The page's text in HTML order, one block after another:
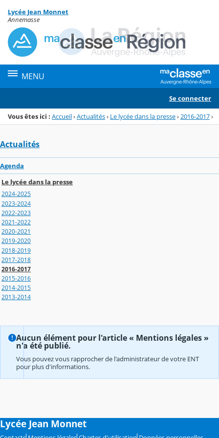
Menu de la rubrique
Contenu
Lycée Jean Monnet
Annemasse
MENU
Se connecter
Vous êtes ici : Accueil›Actualités› Le lycée dans la presse› 2016-2017›
Actualités
Agenda
Le lycée dans la presse
2024-2025
2023-2024
2022-2023
2021-2022
2020-2021
2019-2020
2018-2019
2017-2018
2016-2017
2015-2016
2014-2015
2013-2014
Aucun élément pour l'article « Mentions légales »
n'a été publié.
Vous pouvez vous rapprocher de l'administrateur de votre ENT
pour plus d'informations.
Lycée Jean Monnet